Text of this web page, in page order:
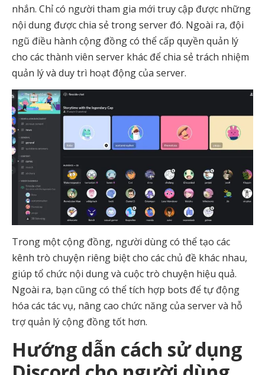
nhắn. Chỉ có người tham gia mới truy cập được những
nội dung được chia sẻ trong server đó. Ngoài ra, đội
ngũ điều hành cộng đồng có thể cấp quyền quản lý
cho các thành viên server khác để chia sẻ trách nhiệm
quản lý và duy trì hoạt động của server.
Trong một cộng đồng, người dùng có thể tạo các
kênh trò chuyện riêng biệt cho các chủ đề khác nhau,
giúp tổ chức nội dung và cuộc trò chuyện hiệu quả.
Ngoài ra, bạn cũng có thể tích hợp bots để tự động
hóa các tác vụ, nâng cao chức năng của server và hỗ
trợ quản lý cộng đồng tốt hơn.
Hướng dẫn cách sử dụng